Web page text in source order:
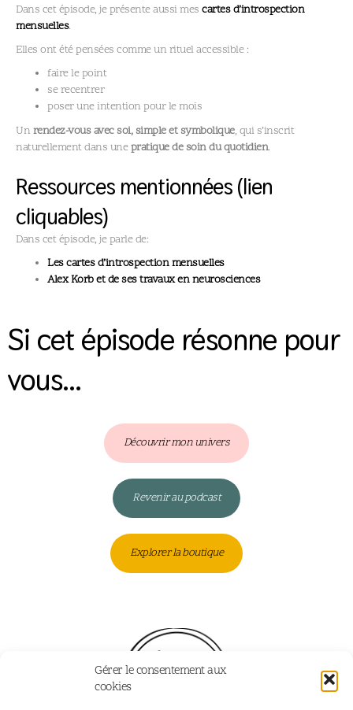
Gérer le consentement aux
cookies
Dans cet épisode, je présente aussi mes cartes d’introspection
mensuelles.
Elles ont été pensées comme un rituel accessible :
faire le point
se recentrer
poser une intention pour le mois
Un rendez-vous avec soi, simple et symbolique, qui s’inscrit
naturellement dans unepratique de soin du quotidien.
Ressources mentionnées (lien
cliquables)
Dans cet épisode, je parle de:
Les cartes d’introspection mensuelles
Alex Korb et de ses travaux en neurosciences
Si cet épisode résonne pour
vous…
Découvrir mon univers
Revenir au podcast
Explorer la boutique